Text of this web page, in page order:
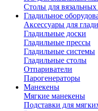
Столы для
Гладильное
Аксессуары для
Гладильные доски
Гладильные прессы
Гладильные системы
Гладильные столы
Отпариватели
Парогенераторы
Манекены
Мягкие манекены
Подставки для